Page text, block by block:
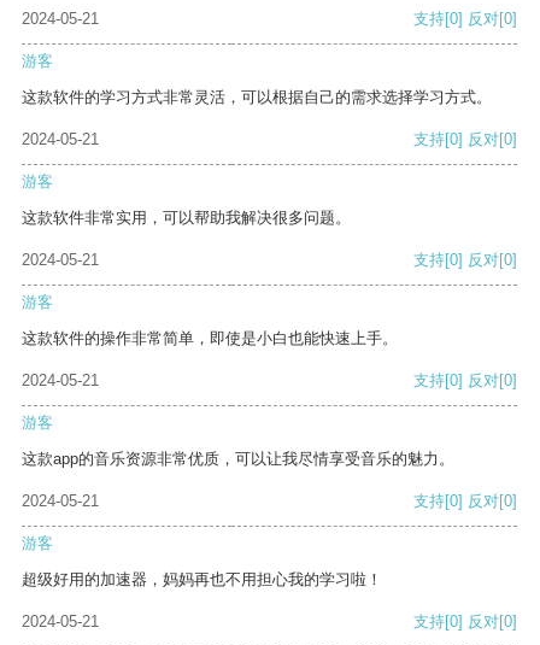
2024-05-21
支持[0] 反对[0]
游客
这款软件的学习方式非常灵活，可以根据自己的需求选择学习方式。
2024-05-21 支持[0] 反对[0]
游客
这款软件非常实用，可以帮助我解决很多问题。
2024-05-21 支持[0] 反对[0]
游客
这款软件的操作非常简单，即使是小白也能快速上手。
2024-05-21 支持[0] 反对[0]
游客
这款app的音乐资源非常优质，可以让我尽情享受音乐的魅力。
2024-05-21 支持[0] 反对[0]
游客
超级好用的加速器，妈妈再也不用担心我的学习啦！
2024-05-21 支持[0] 反对[0]